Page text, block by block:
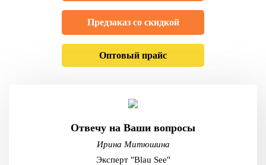
Предзаказ со скидкой
Оптовый прайс
Отвечу на Ваши вопросы
Ирина Митюшина
Эксперт "Blau See"